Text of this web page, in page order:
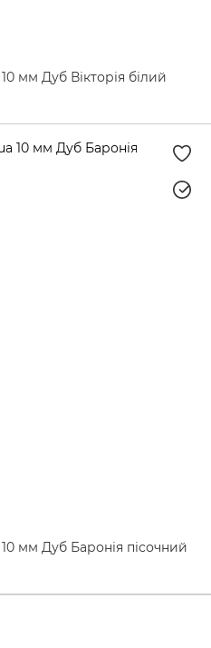
мм Дуб Вікторія білий
мм Дуб Баронія пісочний